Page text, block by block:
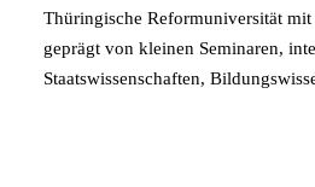
Thüringische Reformuniversität
geprägt von kleinen Seminaren,
Staatswissenschaften,